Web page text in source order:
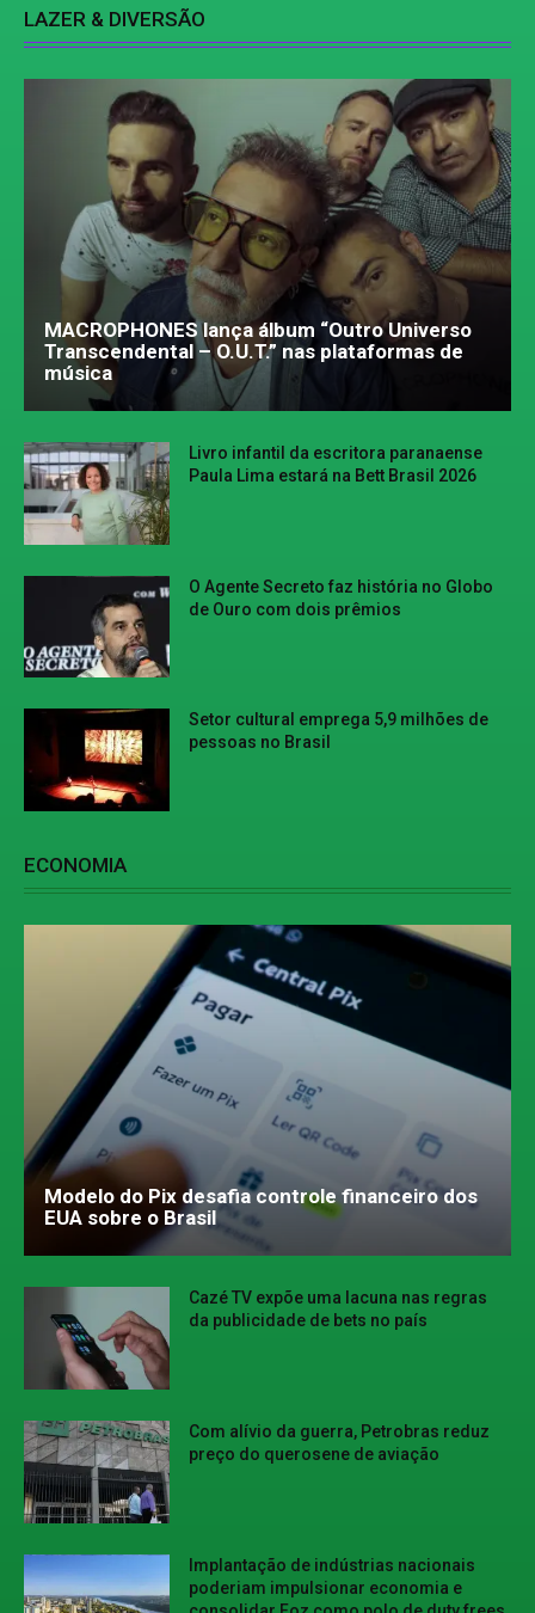
LAZER & DIVERSÃO
MACROPHONES lança álbum “Outro Universo
Transcendental – O.U.T.” nas plataformas de
música
Livro infantil da escritora paranaense
Paula Lima estará na Bett Brasil 2026
O Agente Secreto faz história no Globo
de Ouro com dois prêmios
Setor cultural emprega 5,9 milhões de
pessoas no Brasil
ECONOMIA
Modelo do Pix desafia controle financeiro dos
EUA sobre o Brasil
Cazé TV expõe uma lacuna nas regras
da publicidade de bets no país
Com alívio da guerra, Petrobras reduz
preço do querosene de aviação
Implantação de indústrias nacionais
poderiam impulsionar economia e